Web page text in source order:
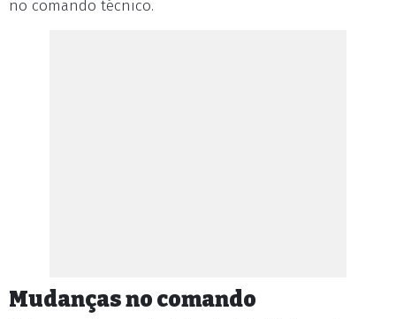
no comando técnico.
Mudanças no comando